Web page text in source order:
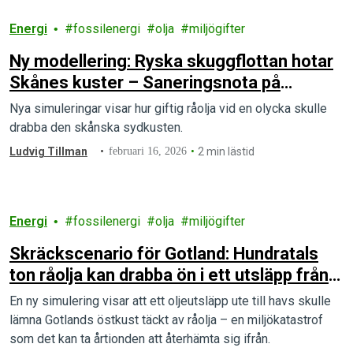
Energi fossilenergi olja miljögifter
Ny modellering: Ryska skuggflottan hotar
Skånes kuster – Saneringsnota på
miljarder riskerar att landa på
skattebetalarna
Nya simuleringar visar hur giftig råolja vid en olycka skulle
drabba den skånska sydkusten.
Ludvig Tillman februari 16, 2026 2 min lästid
Energi fossilenergi olja miljögifter
Skräckscenario för Gotland: Hundratals
ton råolja kan drabba ön i ett utsläpp från
skuggflottan
En ny simulering visar att ett oljeutsläpp ute till havs skulle
lämna Gotlands östkust täckt av råolja – en miljökatastrof
som det kan ta årtionden att återhämta sig ifrån.